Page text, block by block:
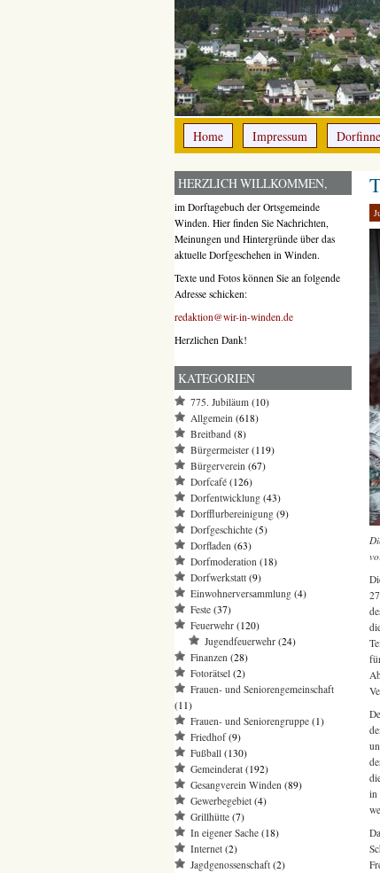
Home Impressum
in
HERZLICH WILLKOMMEN,
im Dorftagebuch der Ortsgemeinde
Winden. Hier finden Sie Nachrichten,
Meinungen und Hintergründe über das
aktuelle Dorfgeschehen in Winden.
Texte und Fotos können Sie an folgende
Adresse schicken:
redaktion@wir-in-winden.de
Herzlichen Dank!
KATEGORIEN
775. Jubiläum (10)
Allgemein (618)
Breitband (8)
Bürgermeister (119)
Bürgerverein (67)
Dorfcafé (126)
Dorfentwicklung (43)
Dorfflurbereinigung (9)
Dorfgeschichte (5)
Dorfladen (63)
Dorfmoderation (18)
Dorfwerkstatt (9)
Einwohnerversammlung (4)
Feste (37)
Feuerwehr (120)
Jugendfeuerwehr (24)
Finanzen (28)
Fotorätsel (2)
Frauen- und Seniorengemeinschaft
(11)
Frauen- und Seniorengruppe (1)
Friedhof(9)
Fußball (130)
Gemeinderat (192)
Gesangverein Winden (89)
Gewerbegebiet (4)
Grillhütte (7)
In eigener Sache (18)
Internet (2)
Jagdgenossenschaft (2)